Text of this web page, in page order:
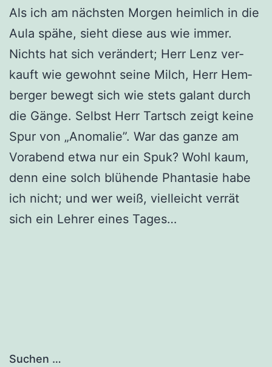
Als ich am nächs­ten Mor­gen heim­lich in die
Aula spä­he, sieht die­se aus wie immer.
Nichts hat sich ver­än­dert; Herr Lenz ver­
kauft wie gewohnt sei­ne Milch, Herr Hem­
ber­ger bewegt sich wie stets galant durch
die Gän­ge. Selbst Herr Tartsch zeigt kei­ne
Spur von „Anoma­lie”. War das gan­ze am
Vor­abend etwa nur ein Spuk? Wohl kaum,
denn eine solch blü­hen­de Phan­ta­sie habe
ich nicht; und wer weiß, viel­leicht ver­rät
sich ein Leh­rer eines Tages…
Suchen …